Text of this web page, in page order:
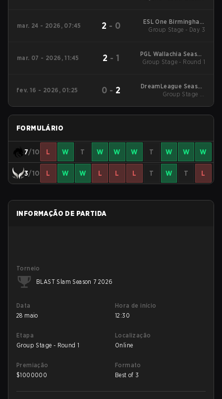
mar. 24 - 2026, 07:45 2 - 0
ESL One Birmingham
2026
Group Stage - Day 3
mar. 07 - 2026, 11:45 2 - 1
PGL Wallachia Season
7 Main Tournament
Group Stage - Round 1
fev. 16 - 2026, 01:25 0 - 2
DreamLeague Season
28
Group Stage 1 -
FORMULÁRIO
7/10 L W T W W W T W W W
3/10 L W W L L L T W T L
INFORMAÇÃO DE PARTIDA
Torneio
BLAST Slam Season 7 2026
Data
28 maio
Hora de início
12:30
Etapa
Group Stage - Round 1
Localização
Online
Premiação
$1000000
Formato
Best of 3